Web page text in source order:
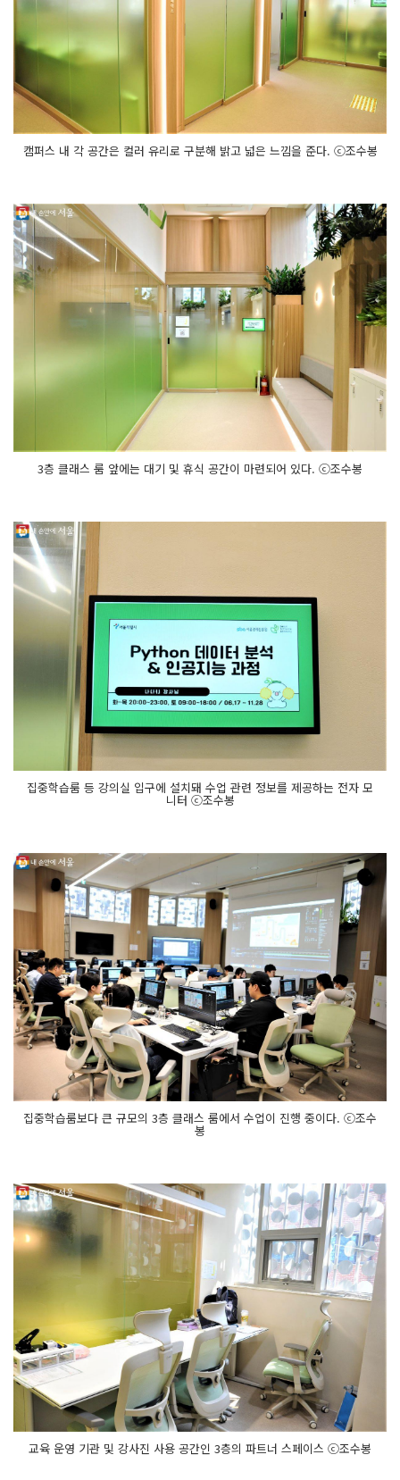
캠퍼스 내 각 공간은 컬러 유리로 구분해 밝고 넓은 느낌을 준다. ⓒ조수봉
3층 클래스 룸 앞에는 대기 및 휴식 공간이 마련되어 있다. ⓒ조수봉
집중학습룸 등 강의실 입구에 설치돼 수업 관련 정보를 제공하는 전자 모
니터 ⓒ조수봉
집중학습룸보다 큰 규모의 3층 클래스 룸에서 수업이 진행 중이다. ⓒ조수
봉
교육 운영 기관 및 강사진 사용 공간인 3층의 파트너 스페이스 ⓒ조수봉